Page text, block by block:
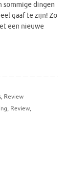
sommige dingen
gaaf te zijn! Zo
een nieuwe
, Review
, Review,